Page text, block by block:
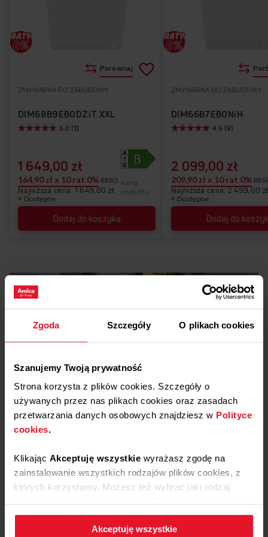
Zgoda Szczegóły O plikach cookies
Szanujemy Twoją prywatność
Strona korzysta z plików cookies. Szczegóły o
używanych przez nas plikach cookies oraz zasadach
przetwarzania danych osobowych znajdziesz w Polityce
cookies.
Klikając Akceptuję wszystkie wyrażasz zgodę na
zainstalowanie wszystkich rodzajów plików cookies, z
których korzystamy. Możesz też wybrać jaki rodzaj
klikającZmień ustawienia.
Akceptuję wszystkie
STEROWANIE SENSOROWE
Komfortowa obsługa
Steruj wygodnie i nie trać czasu na sprzątanie! Korzystając
z dotykowych sensorów jeszcze szybciej znajdziesz i ustawisz
pożądany program mycia czy funkcję dodatkową. Czujniki
znajdują się pod płaską powierzchnią panelu, dzięki temu
łatwiej utrzymasz urządzenie w czystości, a użytkowanie
będzie jeszcze bardziej ergonomiczne. Steruj z przyjemnością!
Najniższa cena: 1 649,00 zł
Dostępne
ZMYWARKA DO ZABUDOWY
DIM68B9EBODZiT XXL
Dodaj do koszyka
5.0 (1)
Karta
produktu
1 649,00 zł
164,90 zł x 10 rat 0% RRSO
Porównaj Dodaj
ulubionych
Najniższa cena: 2 499,00
Dostępne
ZMYWARKA DO ZABUDOWY
DIM66B7EBONiH
Dodaj do
4.9 (9)
2 099,00 zł
209,90 zł x 10 rat 0%
Plikido pobrania
Etykieta energetyczna
Etykieta energetyczna Pobierz
Karta produktu